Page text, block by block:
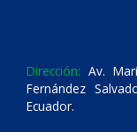
Dirección: Av.
Fernández
Ecuador.